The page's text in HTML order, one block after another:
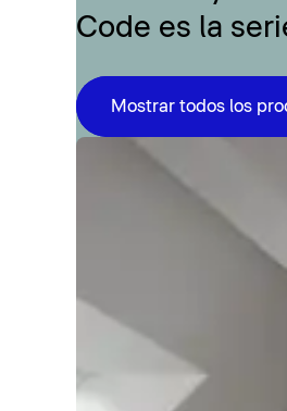
Code es la
Mostrar todos los